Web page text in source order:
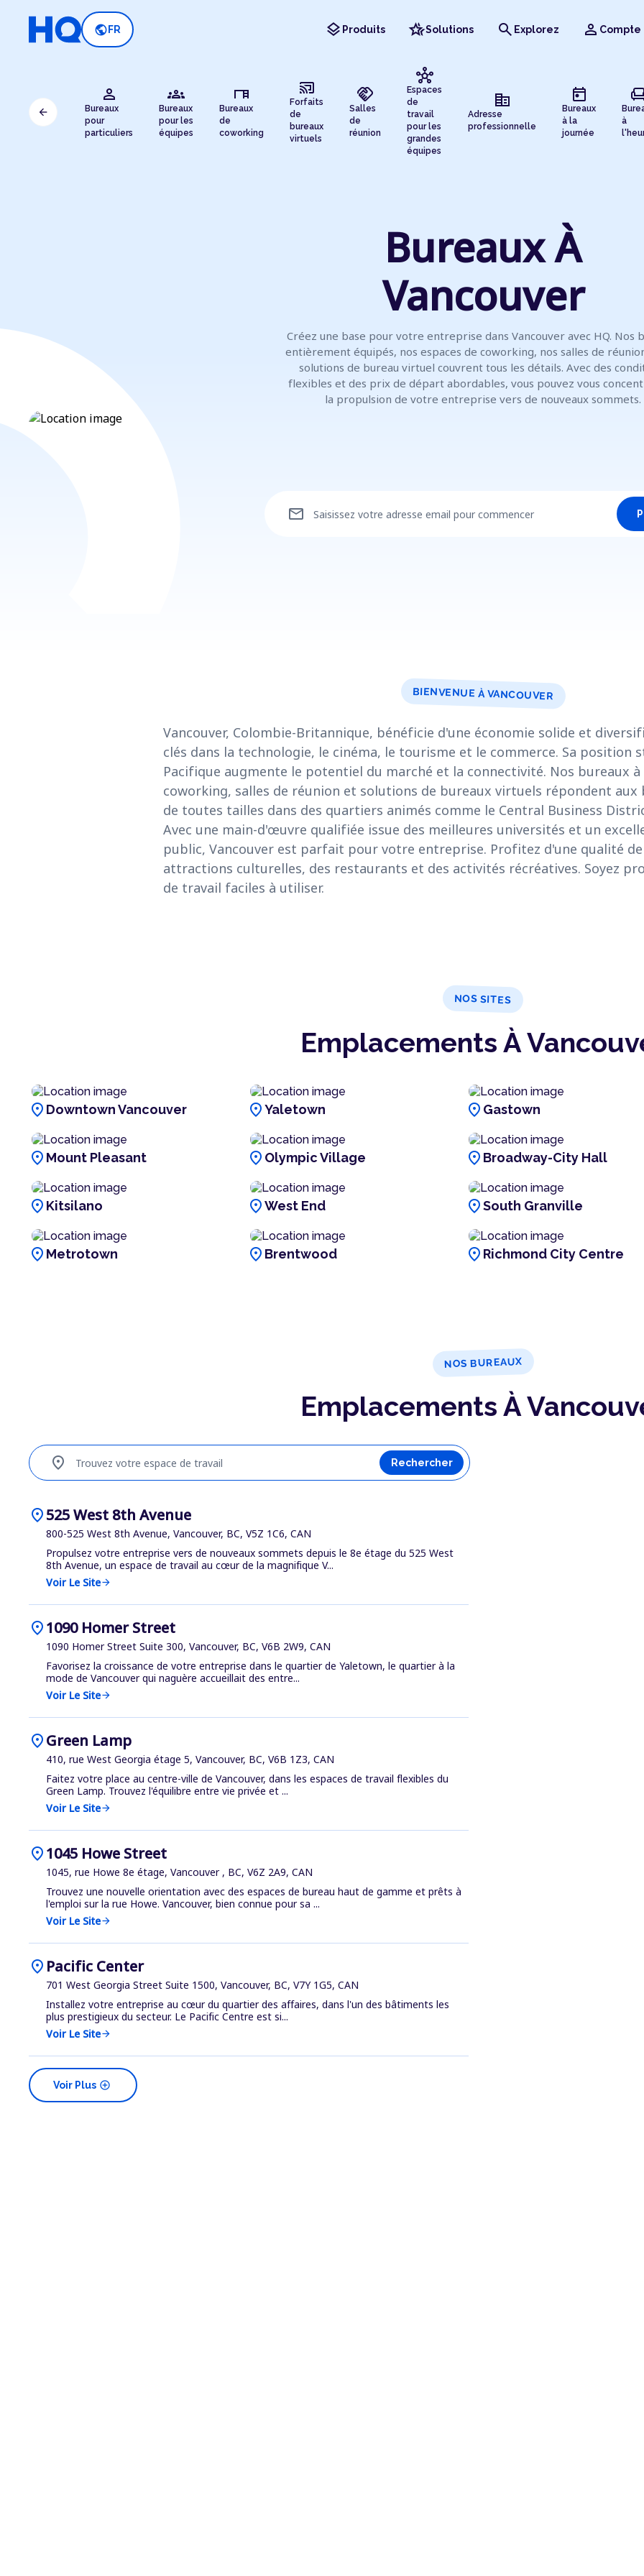
public FR layers Produits hotel_classSolutions search Explorez person Compte
person
Bureaux
pour
particuliers
groups
Bureaux
pour les
équipes
desk
Bureaux
de
coworking
cast_connected
Forfaits
de
bureaux
virtuels
handshake
Salles
de
réunion
hub
Espaces
de
travail
pour les
grandes
équipes
corporate_fare
Adresse
professionnelle
today
Bureaux
à la
journée
à
arrow_back
Bureaux À
Vancouver
Créez une base pour votre entreprise dans Vancouver avec HQ. Nos
entièrement équipés, nos espaces de coworking, nos salles de
solutions de bureau virtuel couvrent tous les détails. Avec des
flexibles et des prix de départ abordables, vous pouvez vous
la propulsion de votre entreprise vers de nouveaux sommets.
Saisissez votre adresse email pour commencer
mail
BIENVENUE À VANCOUVER
Vancouver, Colombie-Britannique, bénéficie d'une économie solide et
clés dans la technologie, le cinéma, le tourisme et le commerce. Sa position
Pacifique augmente le potentiel du marché et la connectivité. Nos bureaux
coworking, salles de réunion et solutions de bureaux virtuels répondent aux
de toutes tailles dans des quartiers animés comme le Central Business
Avec une main-d'œuvre qualifiée issue des meilleures universités et un
public, Vancouver est parfait pour votre entreprise. Profitez d'une qualité de
attractions culturelles, des restaurants et des activités récréatives. Soyez
de travail faciles à utiliser.
NOS SITES
Emplacements À
location_on Downtown Vancouver location_onYaletown location_on Gastown
location_on Mount Pleasant location_on Olympic Village location_on Broadway-City Hall
location_on Kitsilano location_onWest End location_onSouth Granville
location_on Metrotown location_on Brentwood location_on Richmond City Centre
NOS BUREAUX
Emplacements À
Trouvez votre espace de travail
location_on Rechercher
location_on525 West 8th Avenue
800-525 West 8th Avenue, Vancouver, BC, V5Z 1C6, CAN
Propulsez votre entreprise vers de nouveaux sommets depuis le 8e étage du 525 West
8th Avenue, un espace de travail au cœur de la magnifique V...
Voir Le Sitearrow_forward
location_on1090 Homer Street
1090 Homer Street Suite 300, Vancouver, BC, V6B 2W9, CAN
Favorisez la croissance de votre entreprise dans le quartier de Yaletown, le quartier à la
mode de Vancouver qui naguère accueillait des entre...
Voir Le Sitearrow_forward
location_onGreen Lamp
410, rue West Georgia étage 5, Vancouver, BC, V6B 1Z3, CAN
Faitez votre place au centre-ville de Vancouver, dans les espaces de travail flexibles du
Green Lamp. Trouvez l'équilibre entre vie privée et ...
Voir Le Sitearrow_forward
location_on1045 Howe Street
1045, rue Howe 8e étage, Vancouver , BC, V6Z 2A9, CAN
Trouvez une nouvelle orientation avec des espaces de bureau haut de gamme et prêts à
l'emploi sur la rue Howe. Vancouver, bien connue pour sa ...
Voir Le Sitearrow_forward
location_on Pacific Center
701 West Georgia Street Suite 1500, Vancouver, BC, V7Y 1G5, CAN
Installez votre entreprise au cœur du quartier des affaires, dans l'un des bâtiments les
plus prestigieux du secteur. Le Pacific Centre est si...
Voir Le Sitearrow_forward
add_circle
Voir Plus